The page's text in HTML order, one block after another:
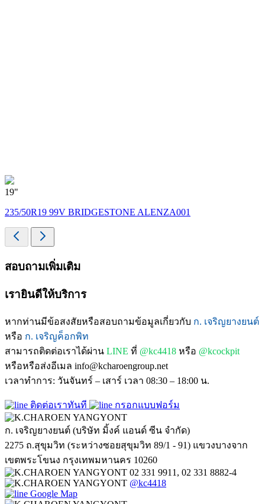
19"
235/50R19 99V BRIDGESTONE ALENZA001
สอบถามเพิ่มเติม
เรายินดีให้บริการ
หากท่านมีข้อสงสัยหรือสอบถามข้อมูลเกี่ยวกับ ก. เจริญยางยนต์
หรือ ก. เจริญค็อกพิท
สามารถติดต่อเราได้ผ่าน LINE ที่ @kc4418 หรือ @kcockpit
หรือหรือส่งอีเมล info@kcharoengroup.net
เวลาทำการ: วันจันทร์ – เสาร์ เวลา 08:30 – 18:00 น.
ติดต่อเราทันที กรอกแบบฟอร์ม
ก. เจริญยางยนต์ (บริษัท มิ้งค์ แอนด์ ซีน จำกัด)
2275 ถ.สุขุมวิท (ระหว่างซอยสุขุมวิท 89/1 - 91) แขวงบางจาก
เขตพระโขนง กรุงเทพมหานคร 10260
02 331 9911, 02 331 8882-4
@kc4418
Google Map